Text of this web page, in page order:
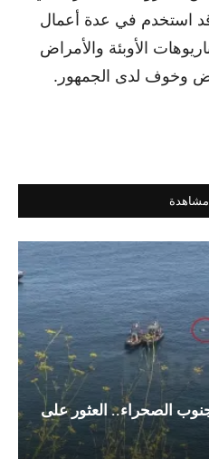
استخدم في عدة أعمال
الأوبئة والأمراض
وخوف لدى الجمهور.
مشاهدة
الصحراء.. العثور على